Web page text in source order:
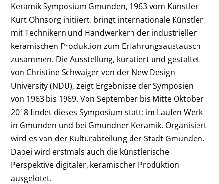
Keramik Symposium Gmunden, 1963 vom Künstler
Kurt Ohnsorg initiiert, bringt internationale Künstler
mit Technikern und Handwerkern der industriellen
keramischen Produktion zum Erfahrungsaustausch
zusammen. Die Ausstellung, kuratiert und gestaltet
von Christine Schwaiger von der New Design
University (NDU), zeigt Ergebnisse der Symposien
von 1963 bis 1969. Von September bis Mitte Oktober
2018 findet dieses Symposium statt: im Laufen Werk
in Gmunden und bei Gmundner Keramik. Organisiert
wird es von der Kulturabteilung der Stadt Gmunden.
Dabei wird erstmals auch die künstlerische
Perspektive digitaler, keramischer Produktion
ausgelotet.